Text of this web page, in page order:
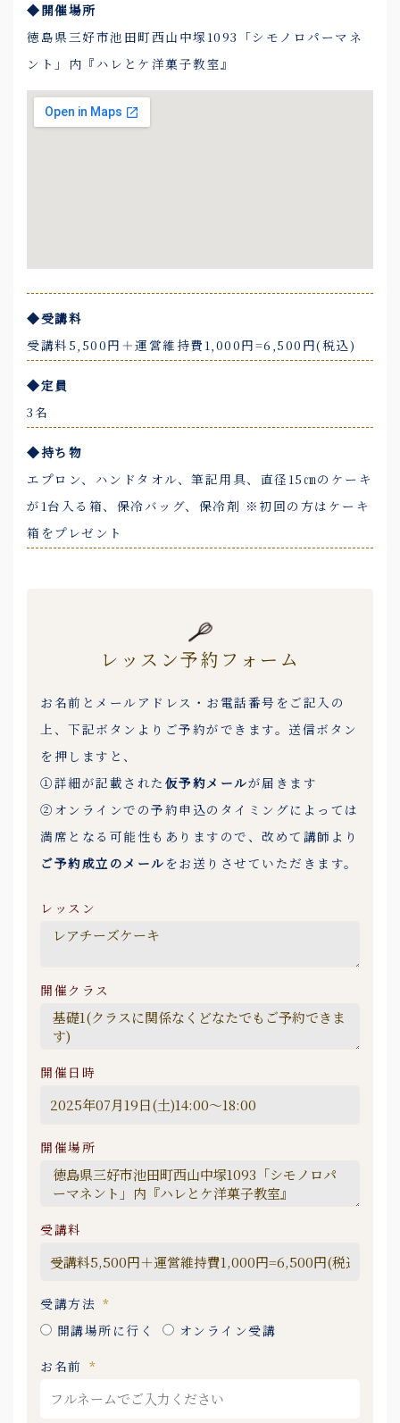
◆開催場所
徳島県三好市池田町西山中塚1093「シモノロパーマネ
ント」内『ハレとケ洋菓子教室』
◆受講料
受講料5,500円＋運営維持費1,000円=6,500円(税込)
◆定員
3名
◆持ち物
エプロン、ハンドタオル、筆記用具、直径15㎝のケーキ
が1台入る箱、保冷バッグ、保冷剤 ※初回の方はケーキ
箱をプレゼント
レッスン予約フォーム
お名前とメールアドレス・お電話番号をご記入の
上、下記ボタンよりご予約ができます。送信ボタン
を押しますと、
①詳細が記載された 仮予約メールが届きます
②オンラインでの予約申込のタイミングによっては
満席となる可能性もありますので、改めて講師より
ご予約成立のメール をお送りさせていただきます。
レッスン
開催クラス
開催日時
開催場所
受講料
受講方法
開講場所に行く
オンライン受講
お名前